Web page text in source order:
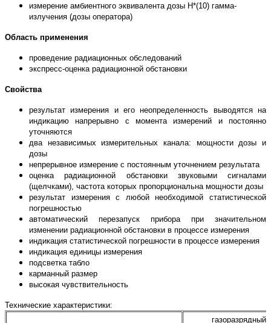
измерение амбиентного эквивалента дозы Н*(10) гамма-
излучения (дозы оператора)
Область применения
проведение радиационных обследований
экспресс-оценка радиационной обстановки
Свойства
результат измерения и его неопределенность выводятся на
индикацию напрерывно с момента измерений и постоянно
уточняются
два независимых измерительных канала: мощности дозы и
дозы
непрерывное измерение с постоянным уточнением результата
оценка радиационной обстановки звуковыми сигналами
(щелчками), частота которых пропорциональна мощности дозы
результат измерения с любой необходимой статистической
погрешностью
автоматический перезапуск прибора при значительном
изменении радиационной обстановки в процессе измерения
индикация статистической погрешности в процессе измерения
индикация единицы измерения
подсветка табло
карманный размер
высокая чувствительность
Технические характеристики:
газоразрядный